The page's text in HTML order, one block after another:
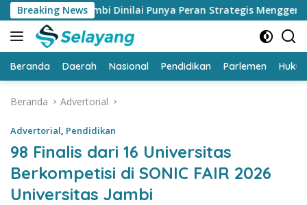
Langsung
ke
konten
Breaking News
Jambi Dinilai Punya Peran Strategis Menggerakkan Ekonomi
Beranda Daerah Nasional Pendidikan Parlemen
Beranda Advertorial
Advertorial, Pendidikan
98 Finalis dari 16 Universitas
Berkompetisi di SONIC FAIR 2026
Universitas Jambi